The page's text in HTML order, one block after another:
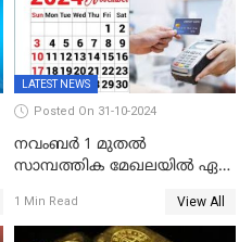
ശതമാനത്തിലേക്ക് ഉയർത്തി
LATEST NEWS
Posted On 31-10-2024
നവംബർ 1 മുതൽ
സാമ്പത്തിക മേഖലയിൽ ഏഴ്
ടിക്കറ്റ് ബുക്കിംഗ് മുതൽ
എൽപിജി വരെ...
1 Min Read View All